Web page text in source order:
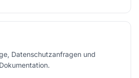
Datenschutzanfragen und